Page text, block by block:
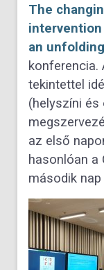
The
an
konferencia.
tekintettel
(helyszíni és
az első
hasonlóan a
második